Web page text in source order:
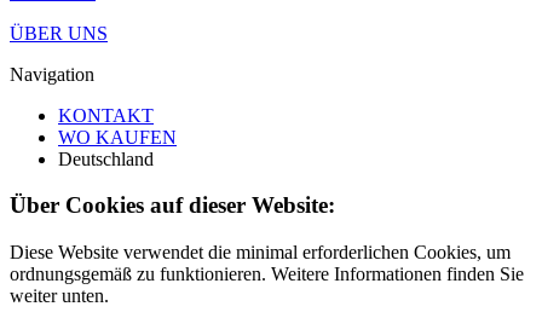
ÜBER UNS
Navigation
KONTAKT
WO KAUFEN
Deutschland
Über Cookies auf dieser Website:
Diese Website verwendet die minimal erforderlichen Cookies, um
ordnungsgemäß zu funktionieren. Weitere Informationen finden Sie
weiter unten.